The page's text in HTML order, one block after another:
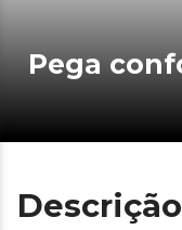
Pega confortável e resistente
Descrição